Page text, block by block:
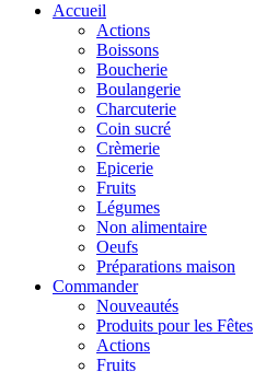
Accueil
Actions
Boissons
Boucherie
Boulangerie
Charcuterie
Coin sucré
Crèmerie
Epicerie
Fruits
Légumes
Non alimentaire
Oeufs
Préparations maison
Commander
Nouveautés
Produits pour les Fêtes
Actions
Fruits